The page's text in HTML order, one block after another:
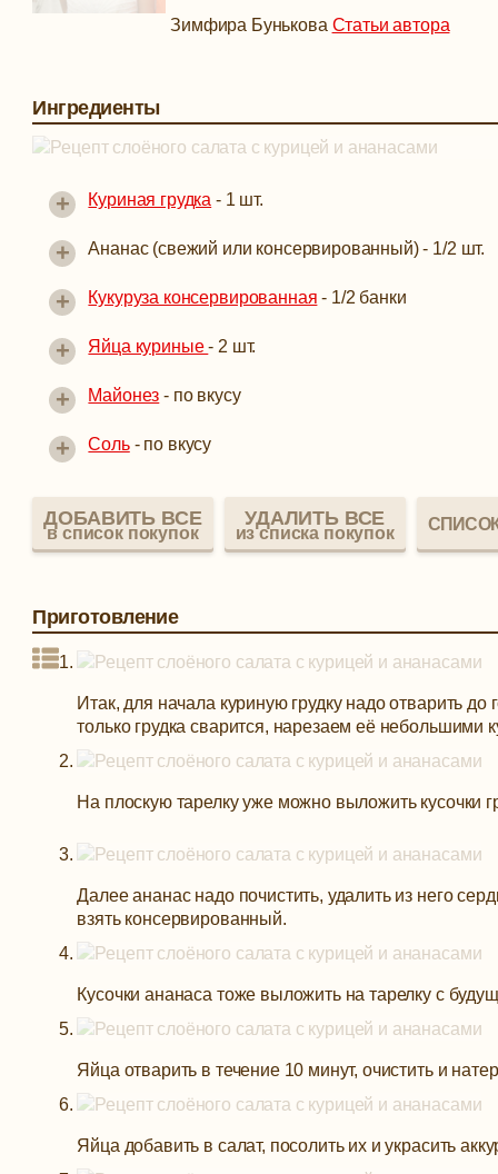
Зимфира Бунькова Статьи автора
Ингредиенты
Куриная грудка - 1 шт.
+
Ананас (свежий или консервированный) - 1/2 шт.
+
Кукуруза консервированная - 1/2 банки
+
Яйца куриные- 2 шт.
+
Майонез - по вкусу
+
Соль- по вкусу
+
ДОБАВИТЬ ВСЕ
в список покупок
УДАЛИТЬ ВСЕ
из списка покупок
Приготовление
Итак, для начала куриную грудку надо отварить
только грудка сварится, нарезаем её небольшими
На плоскую тарелку уже можно выложить кусочки
Далее ананас надо почистить, удалить из него
взять консервированный.
Кусочки ананаса тоже выложить на тарелку с
Яйца отварить в течение 10 минут, очистить и
Яйца добавить в салат, посолить их и украсить